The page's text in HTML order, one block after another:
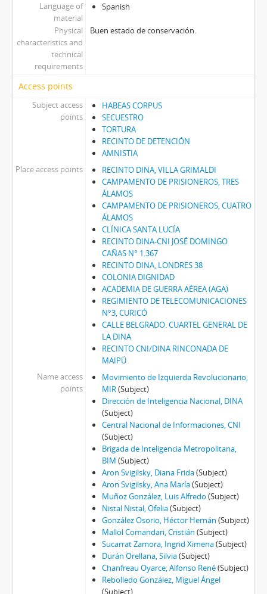
Language of
material
Spanish
Physical
characteristics and
technical
requirements
Buen estado de conservación.
Access points
Subject access
points
HABEAS CORPUS
SECUESTRO
TORTURA
RECINTO DE DETENCIÓN
AMNISTIA
Place access points
RECINTO DINA, VILLA GRIMALDI
CAMPAMENTO DE PRISIONEROS, TRES
ÁLAMOS
CAMPAMENTO DE PRISIONEROS, CUATRO
ÁLAMOS
CLÍNICA SANTA LUCÍA
RECINTO DINA-CNI JOSÉ DOMINGO
CAÑAS N° 1.367
RECINTO DINA, LONDRES 38
COLONIA DIGNIDAD
ACADEMIA DE GUERRA AÉREA (AGA)
REGIMIENTO DE TELECOMUNICACIONES
N°3, CURICÓ
CALLE BELGRADO. CUARTEL GENERAL DE
LA DINA
RECINTO CNI/DINA RINCONADA DE
MAIPÚ
Name access
points
Movimiento de Izquierda Revolucionario,
MIR(Subject)
Dirección de Inteligencia Nacional, DINA
(Subject)
Central Nacional de Informaciones, CNI
(Subject)
Brigada de Inteligencia Metropolitana,
BIM (Subject)
Aron Svigilsky, Diana Frida(Subject)
Aron Svigilsky, Ana María(Subject)
Muñoz González, Luis Alfredo (Subject)
Nistal Nistal, Ofelia(Subject)
González Osorio, Héctor Hernán (Subject)
Mallol Comandari, Cristián (Subject)
Sucarrat Zamora, Ingrid Ximena(Subject)
Durán Orellana, Silvia(Subject)
Chanfreau Oyarce, Alfonso René(Subject)
Rebolledo González, Miguel Ángel
(Subject)